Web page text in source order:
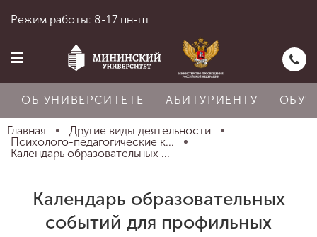
Об университете
Режим работы: 8-17 пн-пт
ОБ УНИВЕРСИТЕТЕ АБИТУРИЕНТУ
Главная
Другие виды деятельности
Психолого-педагогические к...
Календарь образовательных ...
Календарь образовательных
событий для профильных